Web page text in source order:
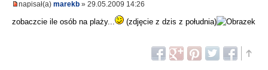
napisał(a) marekb » 29.05.2009 14:26
zobaczcie ile osób na plaży... (zdjęcie z dzis z południa)